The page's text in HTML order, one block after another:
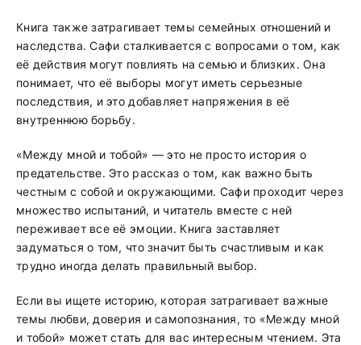
Книга также затрагивает темы семейных отношений и
наследства. Сафи сталкивается с вопросами о том, как
её действия могут повлиять на семью и близких. Она
понимает, что её выборы могут иметь серьезные
последствия, и это добавляет напряжения в её
внутреннюю борьбу.
«Между мной и тобой» — это не просто история о
предательстве. Это рассказ о том, как важно быть
честным с собой и окружающими. Сафи проходит через
множество испытаний, и читатель вместе с ней
переживает все её эмоции. Книга заставляет
задуматься о том, что значит быть счастливым и как
трудно иногда делать правильный выбор.
Если вы ищете историю, которая затрагивает важные
темы любви, доверия и самопознания, то «Между мной
и тобой» может стать для вас интересным чтением. Эта